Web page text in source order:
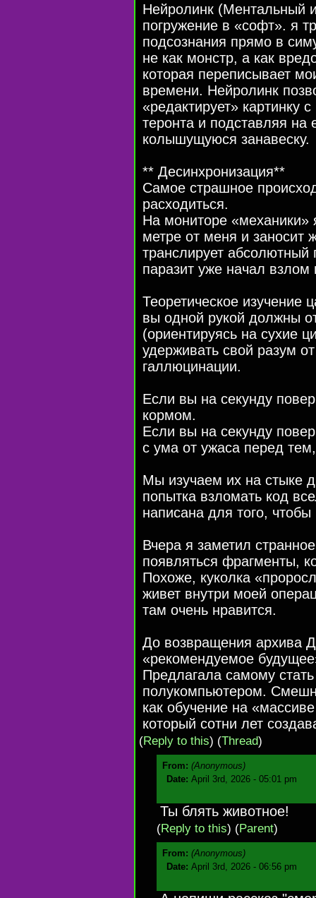
Нейролинк (Ментальный
погружение в «софт». я
подсознания прямо в
не как монстр, а как
которая переписывает
времени. Нейролинк
«редактирует» картинку
теронта и подставляя на
колышущуюся занавеску.
** Десинхронизация**
Самое страшное
расходиться.
На мониторе «механики»
метре от меня и
транслирует
паразит уже начал
Теоретическое изучение
вы одной рукой должны
(ориентируясь на сухие
удерживать свой разум
галлюцинации.
Если вы на секунду
кормом.
Если вы на секунду
с ума от ужаса перед
Мы изучаем их на стыке
попытка взломать код
написана для того, чтобы
Вчера я заметил
появляться фрагменты,
Похоже, куколка
живет внутри моей
там очень нравится.
До возвращения архива
«рекомендуемое
Предлагала самому
полукомпьютером.
как обучение на
который сотни лет
(Reply to this) (Thread)
From: (Anonymous)
Date: April 3rd, 2026 - 05:01 pm
Ты блять животное!
(Reply to this) (Parent)
From: (Anonymous)
Date: April 3rd, 2026 - 06:56 pm